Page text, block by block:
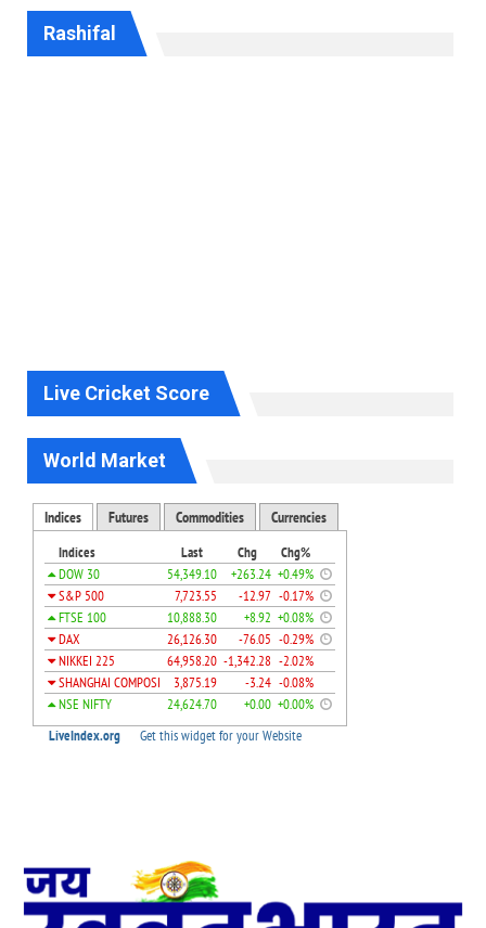
Rashifal
Live Cricket Score
World Market